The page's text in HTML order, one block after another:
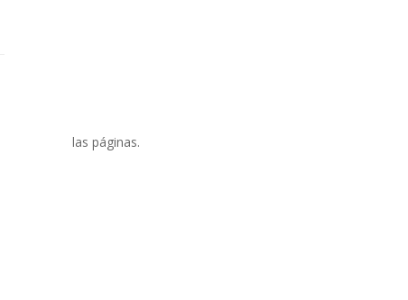
las páginas.